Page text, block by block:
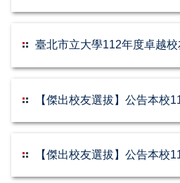
臺北市立大學112年度卓越
【傑出校友選拔】公告本校
【傑出校友選拔】公告本校